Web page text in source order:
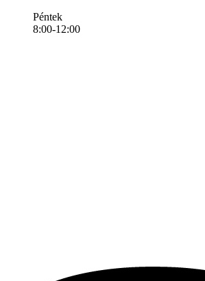
Péntek
8:00-12:00